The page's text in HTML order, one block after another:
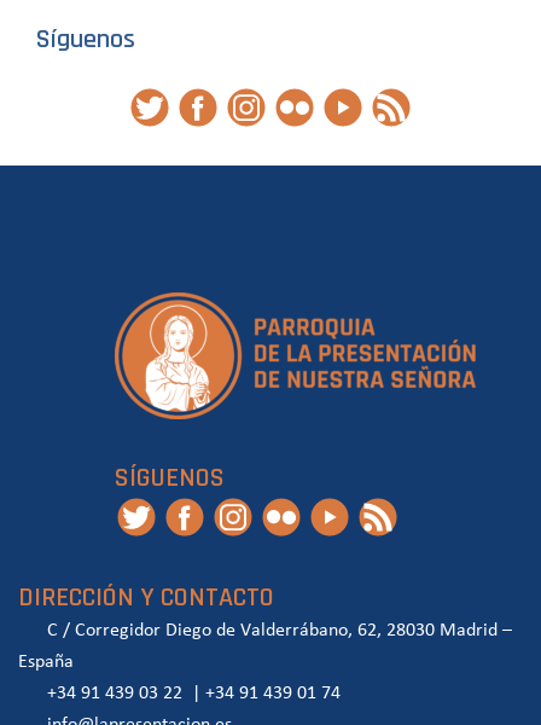
Síguenos
SÍGUENOS
DIRECCIÓN Y CONTACTO
C / Corregidor Diego de Valderrábano, 62, 28030 Madrid –
España
+34 91 439 03 22
+34 91 439 01 74